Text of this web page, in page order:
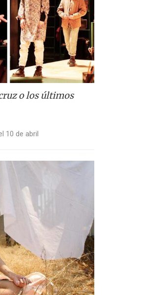
o los últimos
10 de abril